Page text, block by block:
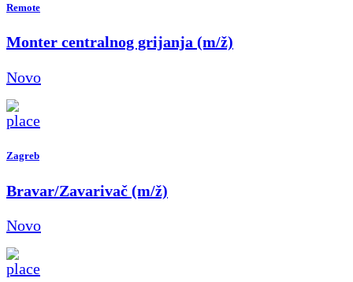
Remote
Monter centralnog grijanja (m/ž)
Novo
Zagreb
Bravar/Zavarivač (m/ž)
Novo